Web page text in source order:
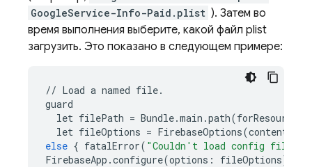
GoogleService-Info-Paid.plist ). Затем во
время выполнения выберите, какой файл plist
загрузить. Это показано в следующем примере:
// Load a named file.
guard
let filePath = Bundle.main .path(forResource
let fileOptions = FirebaseOptions(
else { fatalError( "Couldn't load config file."
FirebaseApp .configure(options : fileOptions)